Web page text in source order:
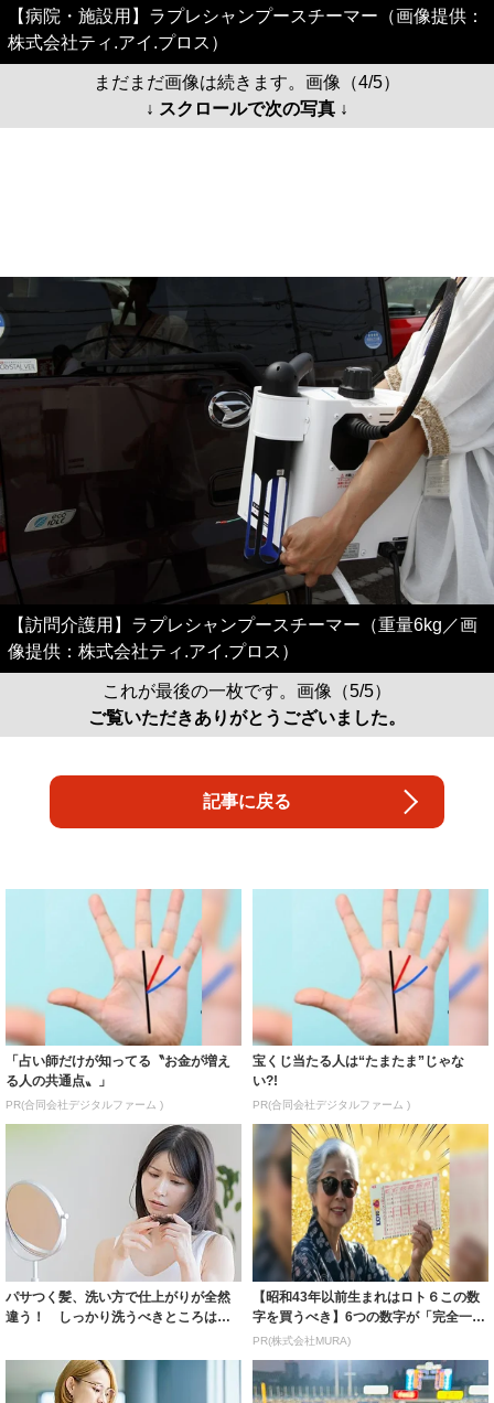
【病院・施設用】ラプレシャンプースチーマー（画像提供：
株式会社ティ.アイ.プロス）
まだまだ画像は続きます。画像（4/5）
↓ スクロールで次の写真 ↓
【訪問介護用】ラプレシャンプースチーマー（重量6kg／画
像提供：株式会社ティ.アイ.プロス）
これが最後の一枚です。画像（5/5）
ご覧いただきありがとうございました。
記事に戻る
「占い師だけが知ってる〝お金が増え
る人の共通点〟」
PR(合同会社デジタルファーム )
宝くじ当たる人は“たまたま”じゃな
い?!
PR(合同会社デジタルファーム )
パサつく髪、洗い方で仕上がりが全然
違う！ しっかり洗うべきところは？
【昭和43年以前生まれはロト６この数
字を買うべき】6つの数字が「完全一
致」する方...
PR(株式会社MURA)